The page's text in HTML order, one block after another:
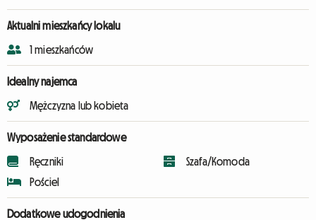
Aktualni mieszkańcy lokalu
1 mieszkańców
Idealny najemca
Mężczyzna lub kobieta
Wyposażenie standardowe
Ręczniki
Pościel
Szafa/Komoda
Dodatkowe udogodnienia